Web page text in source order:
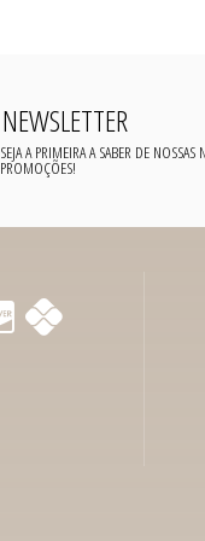
NEWSLETTER
SEJA A PRIMEIRA A SABER DE NOSSAS
PROMOÇÕES!